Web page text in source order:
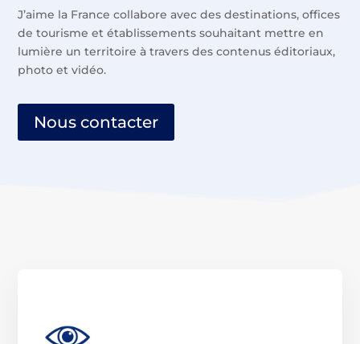
J’aime la France collabore avec des destinations, offices
de tourisme et établissements souhaitant mettre en
lumière un territoire à travers des contenus éditoriaux,
photo et vidéo.
Nous contacter